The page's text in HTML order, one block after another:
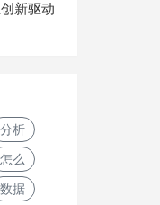
新驱动
分析
怎么
数据